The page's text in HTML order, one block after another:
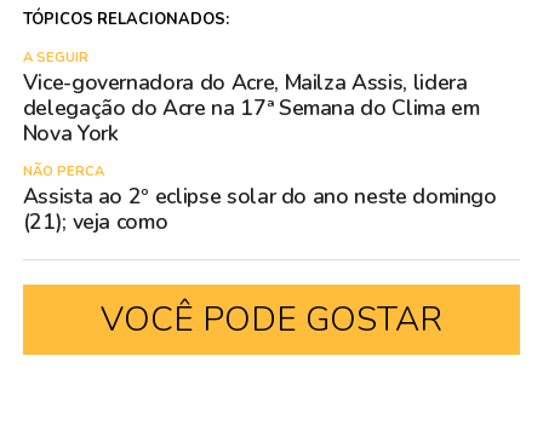
TÓPICOS RELACIONADOS:
A SEGUIR
Vice-governadora do Acre, Mailza Assis, lidera
delegação do Acre na 17ª Semana do Clima em
Nova York
NÃO PERCA
Assista ao 2º eclipse solar do ano neste domingo
(21); veja como
VOCÊ PODE GOSTAR